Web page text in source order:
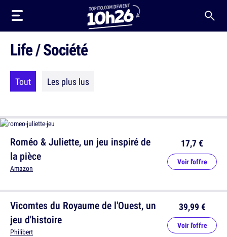
Life / Société
Tout Les plus lus
Roméo & Juliette, un jeu inspiré de
la pièce
Amazon
17,7 €
Voir l'offre
Vicomtes du Royaume de l'Ouest, un
jeu d'histoire
Philibert
39,99 €
Voir l'offre